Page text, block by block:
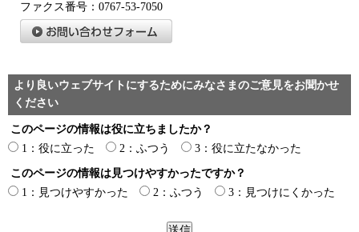
ファクス番号：0767-53-7050
より良いウェブサイトにするためにみなさまのご意見をお聞かせ
ください
このページの情報は役に立ちましたか？
1：役に立った
2：ふつう 3：役に立たなかった
このページの情報は見つけやすかったですか？
1：見つけやすかった
2：ふつう 3：見つけにくかった